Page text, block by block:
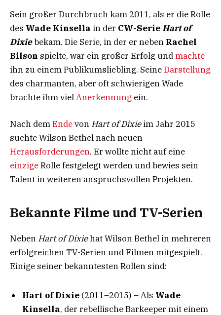
Sein großer Durchbruch kam 2011, als er die Rolle
des Wade Kinsella in der CW-SerieHart of
Dixiebekam. Die Serie, in der er neben Rachel
Bilson spielte, war ein großer Erfolg undmachte
ihn zu einem Publikumsliebling. SeineDarstellung
des charmanten, aber oft schwierigen Wade
brachte ihm vielAnerkennung ein.
Nach demEndevon Hart of Dixieim Jahr 2015
suchte Wilson Bethel nach neuen
Herausforderungen. Er wollte nicht auf eine
einzigeRolle festgelegt werden und bewies sein
Talent in weiteren anspruchsvollen Projekten.
Bekannte Filme und TV-Serien
Neben Hart of Dixiehat Wilson Bethel in mehreren
erfolgreichen TV-Serien und Filmen mitgespielt.
Einige seiner bekanntesten Rollen sind:
Hart of Dixie (2011–2015) – Als Wade
Kinsella, der rebellische Barkeeper mit einem